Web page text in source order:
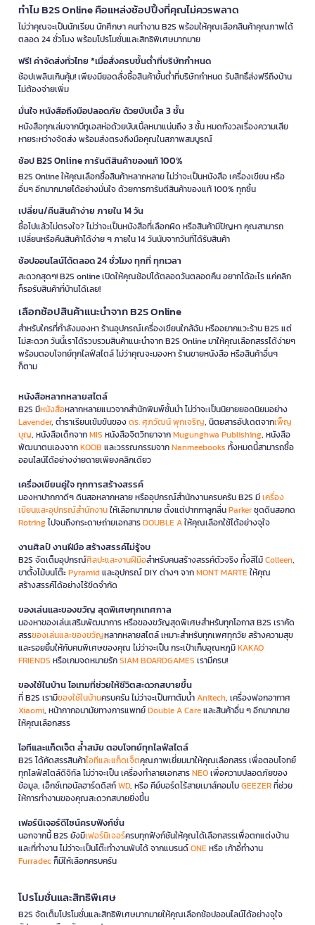
ทำไม B2S Online คือแหล่งช้อปปิ้งที่คุณไม่ควรพลาด
ไม่ว่าคุณจะเป็นนักเรียน นักศึกษา คนทำงาน B2S พร้อมให้คุณเลือกสินค้าคุณภาพได้
ตลอด 24 ชั่วโมง พร้อมโปรโมชั่นและสิทธิพิเศษมากมาย
ฟรี! ค่าจัดส่งทั่วไทย *เมื่อสั่งครบขั้นต่ำที่บริษัทกำหนด
ช้อปเพลินเกินคุ้ม! เพียงมียอดสั่งซื้อสินค้าขั้นต่ำที่บริษัทกำหนด รับสิทธิ์ส่งฟรีถึงบ้าน
ไม่ต้องจ่ายเพิ่ม
มั่นใจ หนังสือถึงมือปลอดภัย ด้วยบับเบิ้ล 3 ชั้น
หนังสือทุกเล่มจากบีทูเอสห่อด้วยบับเบิ้ลหนาแน่นถึง 3 ชั้น หมดกังวลเรื่องความเสีย
หายระหว่างจัดส่ง พร้อมส่งตรงถึงมือคุณในสภาพสมบูรณ์
ช้อป B2S Online การันตีสินค้าของแท้ 100%
B2S Online ให้คุณเลือกซื้อสินค้าหลากหลาย ไม่ว่าจะเป็นหนังสือ เครื่องเขียน หรือ
อื่นๆ อีกมากมายได้อย่างมั่นใจ ด้วยการการันตีสินค้าของแท้ 100% ทุกชิ้น
เปลี่ยน/คืนสินค้าง่าย ภายใน 14 วัน
ซื้อไปแล้วไม่ตรงใจ? ไม่ว่าจะเป็นหนังสือที่เลือกผิด หรือสินค้ามีปัญหา คุณสามารถ
เปลี่ยนหรือคืนสินค้าได้ง่าย ๆ ภายใน 14 วันนับจากวันที่ได้รับสินค้า
ช้อปออนไลน์ได้ตลอด 24 ชั่วโมง ทุกที่ ทุกเวลา
สะดวกสุดๆ! B2S online เปิดให้คุณช้อปได้ตลอดวันตลอดคืน อยากได้อะไร แค่คลิก
ก็รอรับสินค้าที่บ้านได้เลย!
เลือกช้อปสินค้าแนะนำจาก B2S Online
สำหรับใครที่กำลังมองหา ร้านอุปกรณ์เครื่องเขียนใกล้ฉัน หรืออยากแวะร้าน B2S แต่
ไม่สะดวก วันนี้เราได้รวบรวมสินค้าแนะนำจาก B2S Online มาให้คุณเลือกสรรได้ง่ายๆ
พร้อมตอบโจทย์ทุกไลฟ์สไตล์ ไม่ว่าคุณจะมองหา ร้านขายหนังสือ หรือสินค้าอื่นๆ
ก็ตาม
หนังสือหลากหลายสไตล์
B2S มีหนังสือหลากหลายแนวจากสำนักพิมพ์ชั้นนำ ไม่ว่าจะเป็นนิยายยอดนิยมอย่าง
Lavender, ตำราเรียนเข้มข้นของดร. ศุภวัฒน์ พุกเจริญ, นิตยสารอัปเดตจากเพ็ญ
บุญ, หนังสือเด็กจากMIS หนังสือจิตวิทยาจากMugunghwa Publishing, หนังสือ
พัฒนาตนเองจากKOOB และวรรณกรรมจากNanmeebooks ทั้งหมดนี้สามารถซื้อ
ออนไลน์ได้อย่างง่ายดายเพียงคลิกเดียว
เครื่องเขียนคู่ใจ ทุกการสร้างสรรค์
มองหาปากกาดีๆ ดินสอหลากหลาย หรืออุปกรณ์สำนักงานครบครัน B2S มีเครื่อง
เขียนและอุปกรณ์สำนักงานให้เลือกมากมาย ตั้งแต่ปากกาลูกลื่นParkerชุดดินสอกด
Rotringไปจนถึงกระดาษถ่ายเอกสารDOUBLE Aให้คุณเลือกใช้ได้อย่างจุใจ
งานศิลป์ งานฝีมือ สร้างสรรค์ไม่รู้จบ
B2S จัดเต็มอุปกรณ์ศิลปะและงานฝีมือสำหรับคนสร้างสรรค์ตัวจริง ทั้งสีไม้Colleen,
ขาตั้งไม้บนโต๊ะPyramidและอุปกรณ์ DIY ต่างๆ จากMONT MARTEให้คุณ
สร้างสรรค์ได้อย่างไร้ขีดจำกัด
ของเล่นและของขวัญ สุดพิเศษทุกเทศกาล
มองหาของเล่นเสริมพัฒนาการ หรือของขวัญสุดพิเศษสำหรับทุกโอกาส B2S เราคัด
สรรของเล่นและของขวัญหลากหลายสไตล์ เหมาะสำหรับทุกเพศทุกวัย สร้างความสุข
และรอยยิ้มให้กับคนพิเศษของคุณ ไม่ว่าจะเป็น กระเป๋าเก็บอุณหภูมิKAKAO
FRIENDS หรือเกมจดหมายรักSIAM BOARDGAMES เรามีครบ!
ของใช้ในบ้าน ไอเทมที่ช่วยให้ชีวิตสะดวกสบายขึ้น
ที่ B2S เรามีของใช้ในบ้านครบครัน ไม่ว่าจะเป็นกาต้มน้ำAnitech, เครื่องฟอกอากาศ
Xiaomi, หน้ากากอนามัยทางการแพทย์Double A Careและสินค้าอื่น ๆ อีกมากมาย
ให้คุณเลือกสรร
ไอทีและแก็ดเจ็ต ล้ำสมัย ตอบโจทย์ทุกไลฟ์สไตล์
B2S ได้คัดสรรสินค้าไอทีและแก็ดเจ็ตคุณภาพเยี่ยมมาให้คุณเลือกสรร เพื่อตอบโจทย์
ทุกไลฟ์สไตล์ดิจิทัล ไม่ว่าจะเป็น เครื่องทำลายเอกสารNEOเพื่อความปลอดภัยของ
ข้อมูล, เอ็กซ์เทอนัลฮาร์ดดิสก์WD, หรือ คีย์บอร์ดไร้สายเมาส์คอมโบGEEZERที่ช่วย
ให้การทำงานของคุณสะดวกสบายยิ่งขึ้น
เฟอร์นิเจอร์ดีไซน์ครบฟังก์ชั่น
นอกจากนี้ B2S ยังมีเฟอร์นิเจอร์ครบทุกฟังก์ชันให้คุณได้เลือกสรรเพื่อตกแต่งบ้าน
และที่ทำงาน ไม่ว่าจะเป็นโต๊ะทำงานพับได้ จากแบรนด์ONEหรือ เก้าอี้ทำงาน
Furradecก็มีให้เลือกครบครัน
โปรโมชั่นและสิทธิพิเศษ
B2S จัดเต็มโปรโมชั่นและสิทธิพิเศษมากมายให้คุณเลือกช้อปออนไลน์ได้อย่างจุใจ